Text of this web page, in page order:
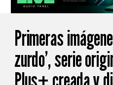
Primeras
zurdo’, serie